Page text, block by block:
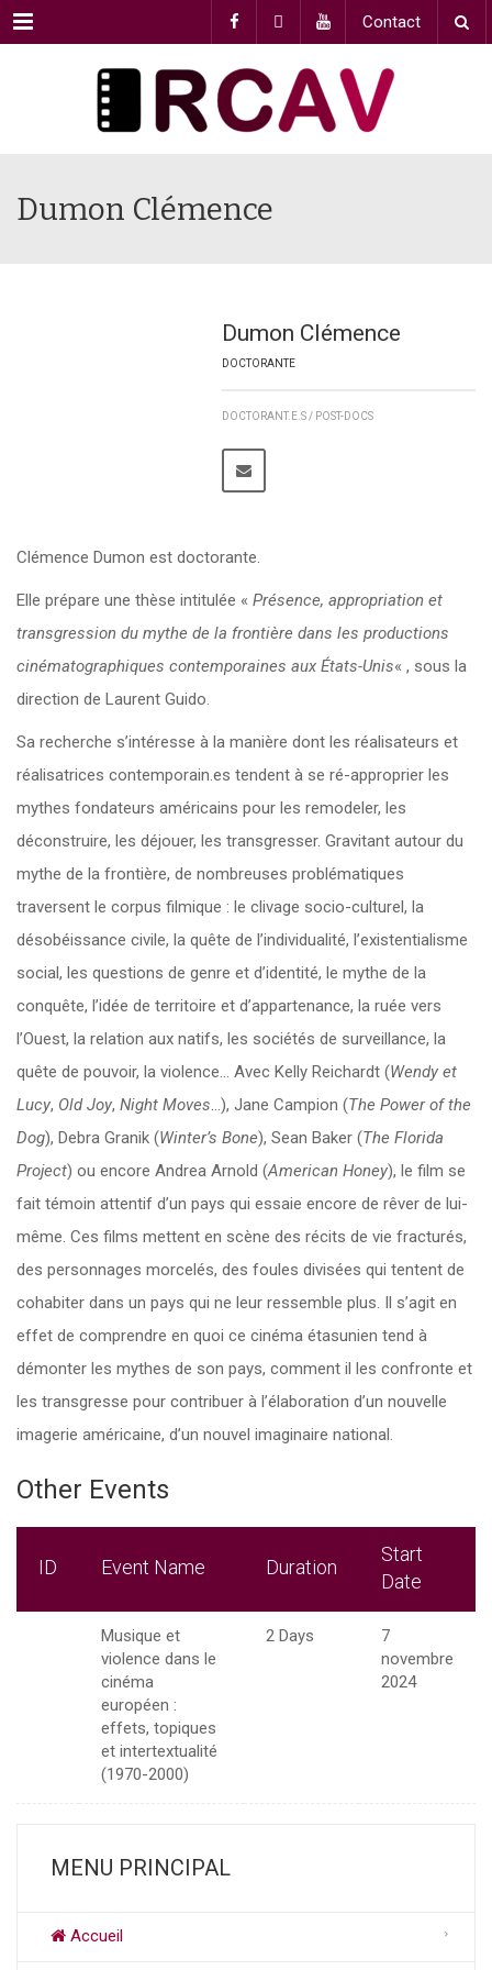
Menu Contact
Dumon Clémence
Dumon Clémence
DOCTORANTE
DOCTORANT.E.S / POST-DOCS
Clémence Dumon est doctorante.
Elle prépare une thèse intitulée « Présence, appropriation et
transgression du mythe de la frontière dans les productions
cinématographiques contemporaines aux États-Unis« , sous la
direction de Laurent Guido.
Sa recherche s’intéresse à la manière dont les réalisateurs et
réalisatrices contemporain.es tendent à se ré-approprier les
mythes fondateurs américains pour les remodeler, les
déconstruire, les déjouer, les transgresser. Gravitant autour du
mythe de la frontière, de nombreuses problématiques
traversent le corpus filmique : le clivage socio-culturel, la
désobéissance civile, la quête de l’individualité, l’existentialisme
social, les questions de genre et d’identité, le mythe de la
conquête, l’idée de territoire et d’appartenance, la ruée vers
l’Ouest, la relation aux natifs, les sociétés de surveillance, la
quête de pouvoir, la violence… Avec Kelly Reichardt (Wendy et
Lucy, Old Joy, Night Moves…), Jane Campion (The Power of the
Dog), Debra Granik (Winter’s Bone), Sean Baker (The Florida
Project) ou encore Andrea Arnold (American Honey), le film se
fait témoin attentif d’un pays qui essaie encore de rêver de lui-
même. Ces films mettent en scène des récits de vie fracturés,
des personnages morcelés, des foules divisées qui tentent de
cohabiter dans un pays qui ne leur ressemble plus. Il s’agit en
effet de comprendre en quoi ce cinéma étasunien tend à
démonter les mythes de son pays, comment il les confronte et
les transgresse pour contribuer à l’élaboration d’un nouvelle
imagerie américaine, d’un nouvel imaginaire national.
Other Events
ID Event Name Duration
Start
Date
Musique et
violence dans le
cinéma
européen :
effets, topiques
et intertextualité
(1970-2000)
2 Days
7
novembre
2024
MENU PRINCIPAL
Accueil